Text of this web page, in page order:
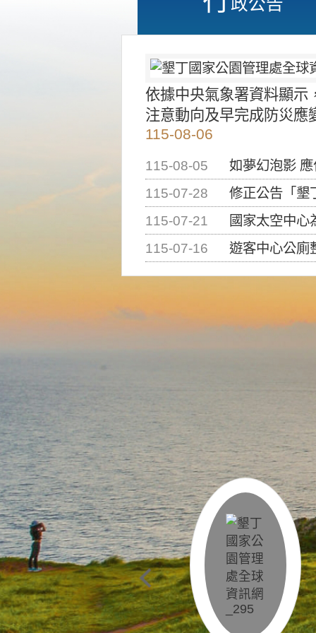
依據中央氣象署資料顯示
注意動向及早完成防災應
115-08-06
115-08-05
如夢幻泡影
115-07-28
修正公告「墾丁國家公
115-07-21
國家太空中心為辦理
115-07-16
遊客中心公廁